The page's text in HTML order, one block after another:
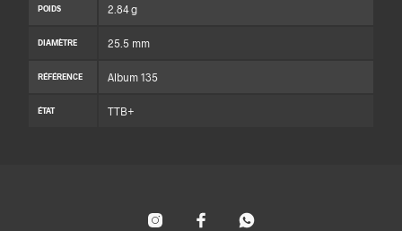
POIDS 2.84 g
DIAMÈTRE 25.5 mm
RÉFÉRENCE Album 135
ÉTAT TTB+